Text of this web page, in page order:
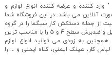
کننده و عرضه کننده انواع لوازم و
آنلاین می باشد. در این فروشگاه شما
از جمله دستکش کار سیگما را در گروه
های پوشش لاتکس، پوشش لاتکس نیتریل و ضدبرش سطح 4 و 5 را با مناسب ترین
به زودی می توانید انواع لوازم
کار، عینک ایمنی، کلاه ایمنی و ... را